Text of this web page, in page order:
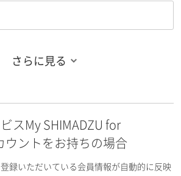
さらに見る
スMy SHIMADZU for
ウントをお持ちの場合
録いただいている会員情報が自動的に反映